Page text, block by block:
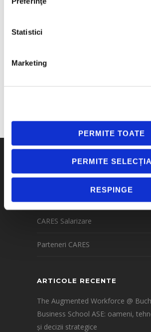
Statistici
Marketing
PERMITE TOATE
PERMITE SELECȚIA
RESPINGE
Payroll înaintea schimbărilor
Automatizarea HR și payroll, în
Soluții
CARES Salarizare
Parteneri CARES
ARTICOLE RECENTE
The Augmented Workforce @
Business School ASE: oameni,
și decizii strategice